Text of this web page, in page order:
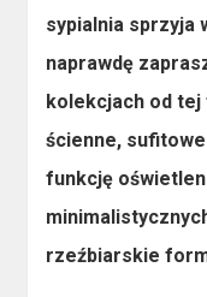
sypialnia sprzyja
naprawdę
kolekcjach od
ścienne,
funkcję
rzeźbiarskie